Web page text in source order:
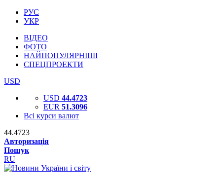
РУС
УКР
ВІДЕО
ФОТО
НАЙПОПУЛЯРНІШІ
СПЕЦПРОЕКТИ
USD
USD 44.4723
EUR 51.3096
Всі курси валют
44.4723
Авторизація
Пошук
RU